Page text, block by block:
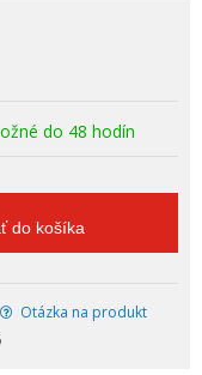
do 48 hodín
do košíka
Otázka na produkt